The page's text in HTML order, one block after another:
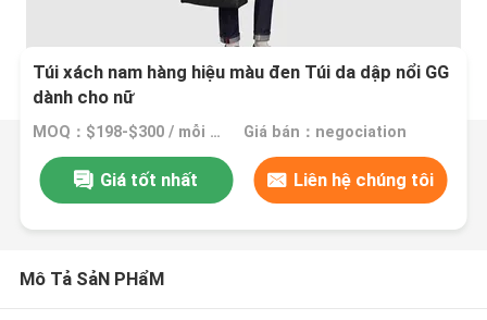
Túi xách nam hàng hiệu màu đen Túi da dập nổi GG
dành cho nữ
MOQ：$198-$300 / mỗi túi Giá bán：negociation
Giá tốt nhất Liên hệ chúng tôi
Mô Tả SảN PHẩM